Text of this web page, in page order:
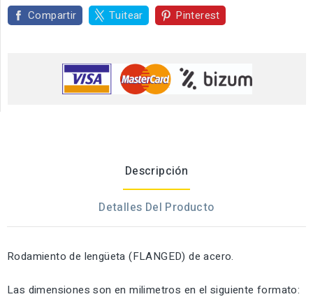
Compartir Tuitear Pinterest
Descripción
Detalles Del Producto
Rodamiento de lengüeta (FLANGED) de acero.
Las dimensiones son en milimetros en el siguiente formato: